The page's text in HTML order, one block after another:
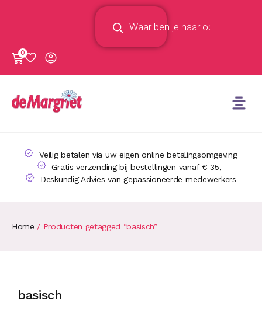
0
Veilig betalen via uw eigen online betalingsomgeving
Gratis verzending bij bestellingen vanaf € 35,-
Deskundig Advies van gepassioneerde medewerkers
Home / Producten getagged “basisch”
basisch